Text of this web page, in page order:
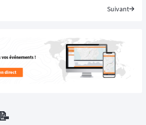
Suivant